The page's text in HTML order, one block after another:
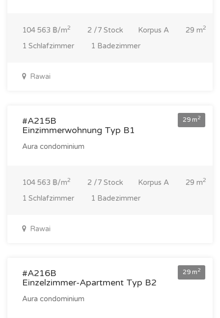
104 563 ฿/m2 2 /7 Stock Korpus A 29 m2
1 Schlafzimmer 1 Badezimmer
Rawai
29 m2
#A215B
Einzimmerwohnung Typ B1
Aura condominium
104 563 ฿/m2 2 /7 Stock Korpus A 29 m2
1 Schlafzimmer 1 Badezimmer
Rawai
29 m2
#A216B
Einzelzimmer-Apartment Typ B2
Aura condominium